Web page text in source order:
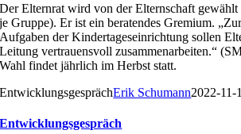
Der Elternrat wird von der Elternschaft
je Gruppe). Er ist ein beratendes Gremium.
Aufgaben der Kindertageseinrichtungsollen
Leitung vertrauensvoll zusammenarbeiten.“
Wahl findetjährlich im Herbst statt.
EntwicklungsgesprächErik Schumann2022-11-
Entwicklungsgespräch